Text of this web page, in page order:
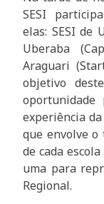
SESI
elas: SESI de
Uberaba
Araguari
objetivo
experiência
que envolve o
de cada
uma para
Regional.